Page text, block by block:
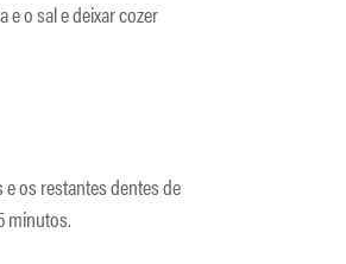
e o sal e deixar cozer
os restantes dentes de
minutos.